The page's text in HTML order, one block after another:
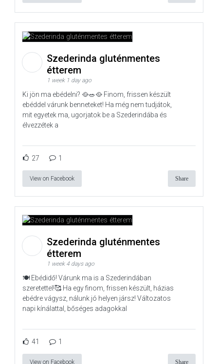
Szederinda gluténmentes
étterem
1 week 1 day ago
Ki jön ma ebédelni? 🥘🥗🥘 Finom, frissen készült
ebéddel várunk benneteket! Ha még nem tudjátok,
mit egyetek ma, ugorjatok be a Szederindába és
élvezzétek a
27 1
View on Facebook Share
Szederinda gluténmentes
étterem
1 week 4 days ago
🍽️ Ebédidő! Várunk ma is a Szederindában
szeretettel!🥰 Ha egy finom, frissen készült, házias
ebédre vágysz, nálunk jó helyen jársz! Változatos
napi kínálattal, bőséges adagokkal
41 1
View on Facebook Share